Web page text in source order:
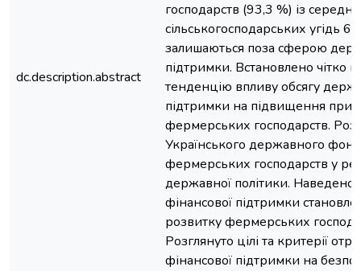
dc.description.abstract
господарств (93,3 %) із
сільськогосподарських угідь
залишаються поза сферою
підтримки. Встановлено чітко
тенденцію впливу обсягу
підтримки на підвищення
фермерських господарств.
Українського державного
фермерських господарств у
державної політики. Наведено
фінансової підтримки
розвитку фермерських
Розглянуто цілі та критерії
фінансової підтримки на